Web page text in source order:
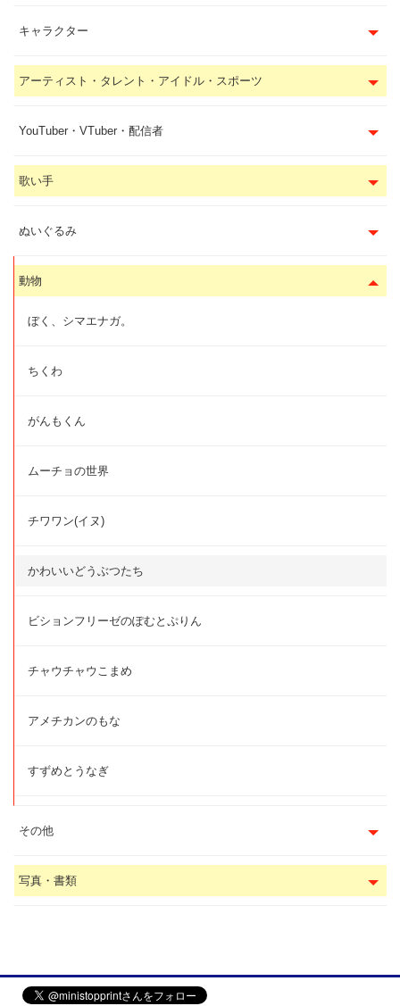
キャラクター
アーティスト・タレント・アイドル・スポーツ
YouTuber・VTuber・配信者
歌い手
ぬいぐるみ
動物
ぼく、シマエナガ。
ちくわ
がんもくん
ムーチョの世界
チワワン(イヌ)
かわいいどうぶつたち
ビションフリーゼのぽむとぷりん
チャウチャウこまめ
アメチカンのもな
すずめとうなぎ
その他
写真・書類